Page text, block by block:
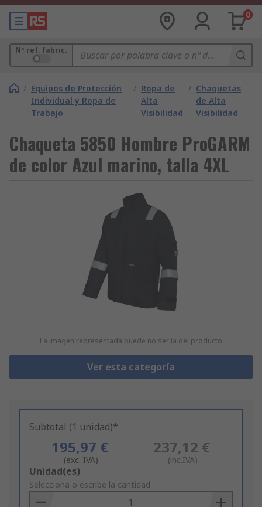
0
Nº ref. fabric.
/ Equipos de Protección
Individual y Ropa de
Trabajo
/ Ropa de
Alta
Visibilidad
/ Chaquetas
de Alta
Visibilidad
Chaqueta 5850 Hombre ProGARM
de color Azul marino, talla 4XL
La imagen representada puede no ser la del producto
Ver esta categoría
Subtotal (1 unidad)*
195,97 €
(exc. IVA)
237,12 €
(inc.IVA)
Add
to
Basket
Unidad(es)
Selecciona o escribe la cantidad